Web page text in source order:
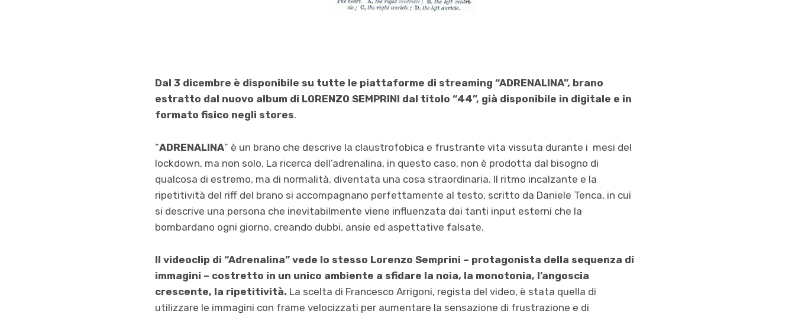
Dal 3 dicembre è disponibile su tutte le piattaforme di streaming “ADRENALINA”, brano
estratto dal nuovo album di LORENZO SEMPRINI dal titolo “44”, già disponibile in digitale e in
formato fisico negli stores.
“ADRENALINA” è un brano che descrive la claustrofobica e frustrante vita vissuta durante i mesi del
lockdown, ma non solo. La ricerca dell’adrenalina, in questo caso, non è prodotta dal bisogno di
qualcosa di estremo, ma di normalità, diventata una cosa straordinaria. Il ritmo incalzante e la
ripetitività del riff del brano si accompagnano perfettamente al testo, scritto da Daniele Tenca, in cui
si descrive una persona che inevitabilmente viene influenzata dai tanti input esterni che la
bombardano ogni giorno, creando dubbi, ansie ed aspettative falsate.
Il videoclip di “Adrenalina” vede lo stesso Lorenzo Semprini – protagonista della sequenza di
immagini – costretto in un unico ambiente a sfidare la noia, la monotonia, l’angoscia
crescente, la ripetitività. La scelta di Francesco Arrigoni, regista del video, è stata quella di
utilizzare le immagini con frame velocizzati per aumentare la sensazione di frustrazione e di